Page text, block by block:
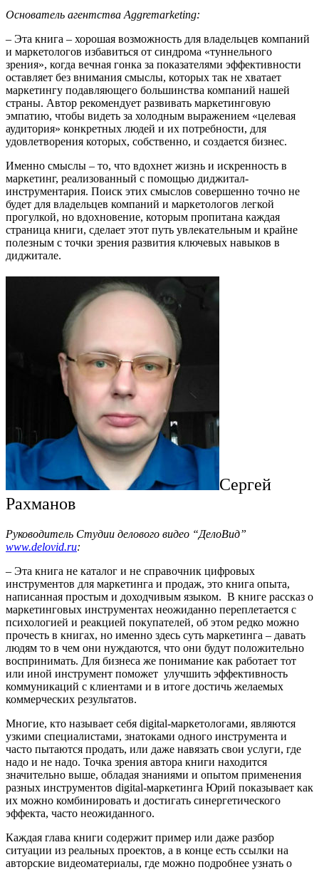
Основатель агентства Aggremarketing:
– Эта книга – хорошая возможность для владельцев компаний
и маркетологов избавиться от синдрома «туннельного
зрения», когда вечная гонка за показателями эффективности
оставляет без внимания смыслы, которых так не хватает
маркетингу подавляющего большинства компаний нашей
страны. Автор рекомендует развивать маркетинговую
эмпатию, чтобы видеть за холодным выражением «целевая
аудитория» конкретных людей и их потребности, для
удовлетворения которых, собственно, и создается бизнес.
Именно смыслы – то, что вдохнет жизнь и искренность в
маркетинг, реализованный с помощью диджитал-
инструментария. Поиск этих смыслов совершенно точно не
будет для владельцев компаний и маркетологов легкой
прогулкой, но вдохновение, которым пропитана каждая
страница книги, сделает этот путь увлекательным и крайне
полезным с точки зрения развития ключевых навыков в
диджитале.
Сергей
Рахманов
Руководитель Cтудии делового видео “ДелоВид”
www.delovid.ru:
– Эта книга не каталог и не справочник цифровых
инструментов для маркетинга и продаж, это книга опыта,
написанная простым и доходчивым языком. В книге рассказ о
маркетинговых инструментах неожиданно переплетается с
психологией и реакцией покупателей, об этом редко можно
прочесть в книгах, но именно здесь суть маркетинга – давать
людям то в чем они нуждаются, что они будут положительно
воспринимать. Для бизнеса же понимание как работает тот
или иной инструмент поможет улучшить эффективность
коммуникаций с клиентами и в итоге достичь желаемых
коммерческих результатов.
Многие, кто называет себя digital-маркетологами, являются
узкими специалистами, знатоками одного инструмента и
часто пытаются продать, или даже навязать свои услуги, где
надо и не надо. Точка зрения автора книги находится
значительно выше, обладая знаниями и опытом применения
разных инструментов digital-маркетинга Юрий показывает как
их можно комбинировать и достигать синергетического
эффекта, часто неожиданного.
Каждая глава книги содержит пример или даже разбор
ситуации из реальных проектов, а в конце есть ссылки на
авторские видеоматериалы, где можно подробнее узнать о